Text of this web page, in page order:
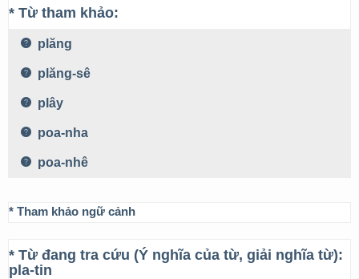
* Từ tham khảo:
plăng
plăng-sê
plây
poa-nha
poa-nhê
* Tham khảo ngữ cảnh
* Từ đang tra cứu (Ý nghĩa của từ, giải nghĩa từ):
pla-tin